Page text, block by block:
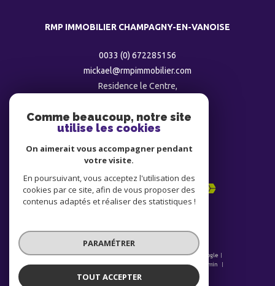
RMP IMMOBILIER CHAMPAGNY-EN-VANOISE
0033 (0) 672285156
mickael@rmpimmobilier.com
Residence le Centre,
© 2026 | Tous droits réservés | Traduction powered by Google |
Nos honoraires
Plan du site Mentions légales
Admin
Nos liens
Politique RGPD
Comme beaucoup, notre site
utilise les cookies
On aimerait vous accompagner pendant
votre visite.
En poursuivant, vous acceptez l'utilisation des
cookies par ce site, afin de vous proposer des
contenus adaptés et réaliser des statistiques !
PARAMÉTRER
TOUT ACCEPTER